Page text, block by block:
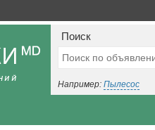
Поиск
Например: Пылесос